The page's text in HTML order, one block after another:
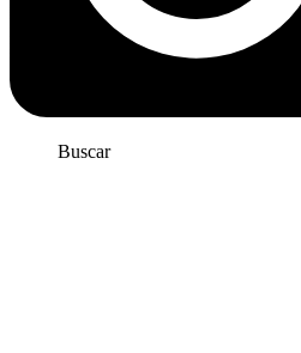
Buscar